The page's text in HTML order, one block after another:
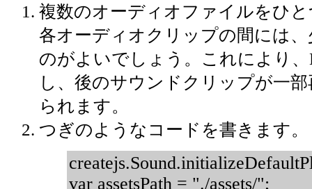
複数のオーディオファイルをひ
各オーディオクリップの間には
のがよいでしょう。これにより
し、後のサウンドクリップが一
られます。
つぎのようなコードを書きます。
var assetsPath = "./assets/";